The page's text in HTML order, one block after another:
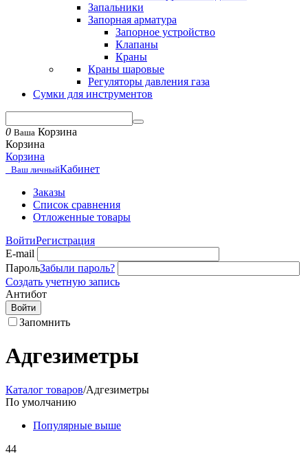
Запальники
Запорная арматура
Запорное устройство
Клапаны
Краны
Краны шаровые
Регуляторы давления газа
Сумки для инструментов
0 Ваша Корзина
Корзина
Корзина
Ваш личныйКабинет
Заказы
Список сравнения
Отложенные товары
ВойтиРегистрация
E-mail
ПарольЗабыли пароль?
Создать учетную запись
Антибот
Войти
Запомнить
Адгезиметры
Каталог товаров/Адгезиметры
По умолчанию
Популярные выше
44